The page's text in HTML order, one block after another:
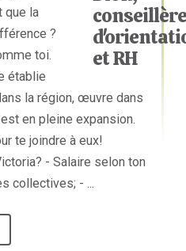
que la
?
toi.
établie
la région, œuvre dans
en pleine expansion.
te joindre à eux!
- Salaire selon ton
collectives; - ...